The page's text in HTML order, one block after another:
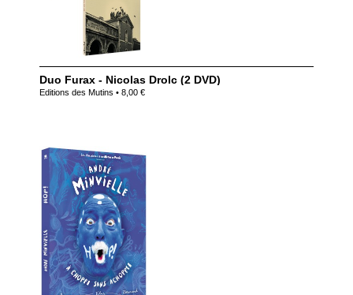
Duo Furax - Nicolas Drolc (2 DVD)
Editions des Mutins • 8,00 €